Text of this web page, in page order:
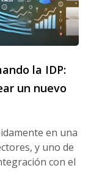
la IDP:
un nuevo
en una
y uno de
con el